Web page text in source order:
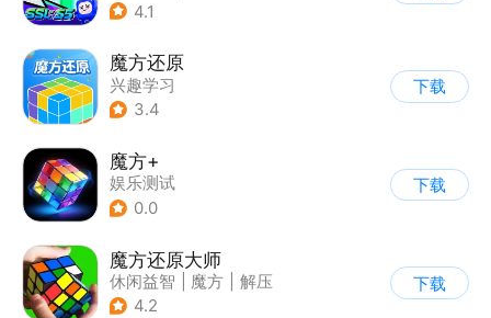
4.1
魔方还原
兴趣学习
3.4
下载
魔方+
娱乐测试
0.0
下载
魔方还原大师
休闲益智 魔方
解压
| 脑洞
4.2
下载